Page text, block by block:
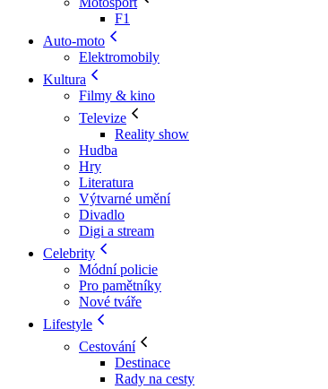
F1
Auto-moto
Elektromobily
Kultura
Filmy & kino
Televize
Reality show
Hudba
Hry
Literatura
Výtvarné umění
Divadlo
Digi a stream
Celebrity
Módní policie
Pro pamětníky
Nové tváře
Lifestyle
Cestování
Destinace
Rady na cesty